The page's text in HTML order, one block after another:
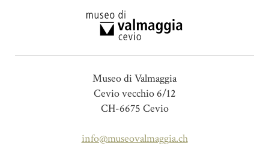
Museo di Valmaggia
Cevio vecchio 6/12
CH-6675 Cevio
info@museovalmaggia.ch